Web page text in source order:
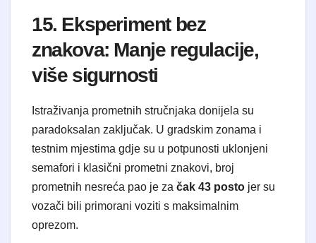
15. Eksperiment bez
znakova: Manje regulacije,
više sigurnosti
Istraživanja prometnih stručnjaka donijela su
paradoksalan zaključak. U gradskim zonama i
testnim mjestima gdje su u potpunosti uklonjeni
semafori i klasični prometni znakovi, broj
prometnih nesreća pao je za čak 43 posto jer su
vozači bili primorani voziti s maksimalnim
oprezom.